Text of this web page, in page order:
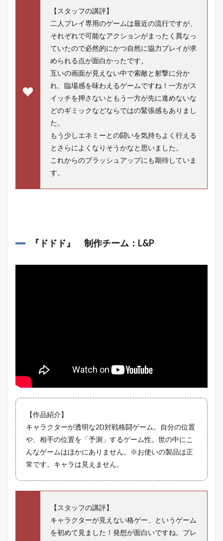
【スタッフの講評】
二人プレイ専用のゲームは最近の流行ですが、
それぞれで可能なアクションがまったく異なっ
ていたので必然的にかつ自然に協力プレイが求
められる点が面白かったです。
互いの画面が見えない中で索敵と射撃に分か
れ、臨場感を味わえるゲームですね！一方がス
イッチを押さないともう一方が先に進めないな
どのギミックなどならではの緊張感もありまし
た。
もう少しエネミーとの闘いを気持ちよく行える
とさらによくなりそうかなと思いました。
これからのブラッシュアップにも期待していま
す。
『 ドドド 』 制作チーム：L&P
【作品紹介】
キャラクターが透明な2D対戦格闘ゲーム。自分の位置
や、相手の位置を「予測」するゲーム性。世の中にこ
んなゲームはほかにありません。※お使いの製品は正
常です。キャラは見えません。
【スタッフの講評】
キャラクターが見えない格ゲー、というゲーム
を初めて見ました！発想が面白いですね。プレ